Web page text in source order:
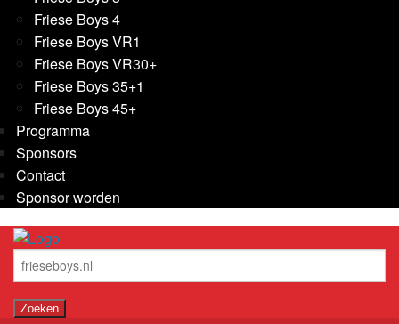
Friese Boys 4
Friese Boys VR1
Friese Boys VR30+
Friese Boys 35+1
Friese Boys 45+
Programma
Sponsors
Contact
Sponsor worden